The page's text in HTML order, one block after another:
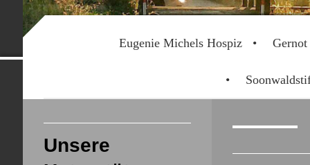
Eugenie Michels Hospiz
Unsere